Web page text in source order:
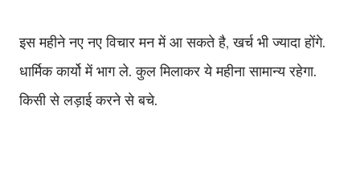
इस महीने नए नए विचार मन में आ सकते है, खर्च भी ज्यादा होंगे.
धार्मिक कार्यो में भाग ले. कुल मिलाकर ये महीना सामान्य रहेगा.
किसी से लड़ाई करने से बचे.